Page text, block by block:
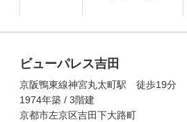
ビューパレス吉田
京阪鴨東線神宮丸太町駅 徒歩19分
1974年築 / 3階建
京都市左京区吉田下大路町